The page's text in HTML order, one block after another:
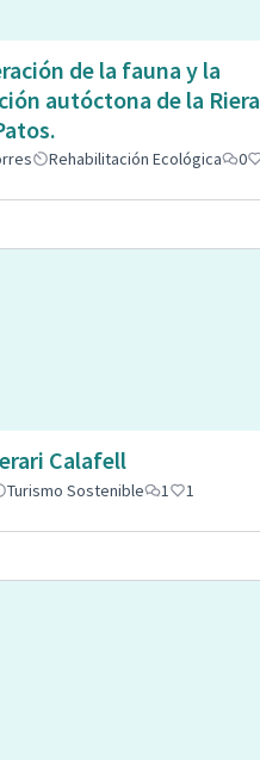
de la fauna y la
autóctona de la Riera
Rehabilitación Ecológica 0
Calafell
Turismo Sostenible 1 1